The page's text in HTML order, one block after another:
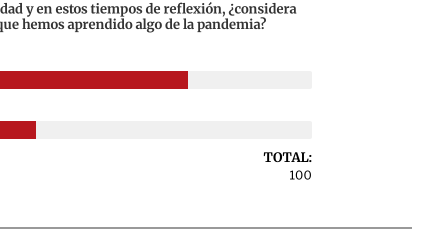
y en estos tiempos de reflexión, ¿considera
hemos aprendido algo de la pandemia?
TOTAL:
100